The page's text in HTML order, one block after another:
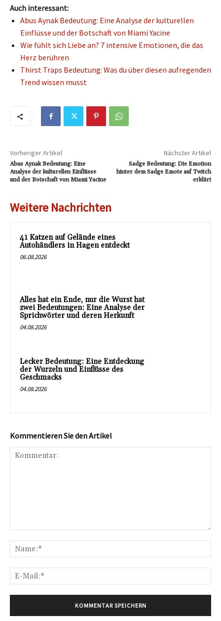
Auch interessant:
Abus Aynak Bedeutung: Eine Analyse der kulturellen
Einflüsse und der Botschaft von Miami Yacine
Wie fühlt sich Liebe an? 7 intensive Emotionen, die das
Herz berühren
Thirst Traps Bedeutung: Was du über diesen aufregenden
Trend wissen musst
Vorheriger Artikel
Abus Aynak Bedeutung: Eine
Analyse der kulturellen Einflüsse
und der Botschaft von Miami Yacine
Nächster Artikel
Sadge Bedeutung: Die Emotion
hinter dem Sadge Emote auf Twitch
erklärt
Weitere Nachrichten
41 Katzen auf Gelände eines
Autohändlers in Hagen entdeckt
06.08.2026
Alles hat ein Ende, nur die Wurst hat
zwei Bedeutungen: Eine Analyse der
Sprichwörter und deren Herkunft
04.08.2026
Lecker Bedeutung: Eine Entdeckung
der Wurzeln und Einflüsse des
Geschmacks
04.08.2026
Kommentieren Sie den Artikel